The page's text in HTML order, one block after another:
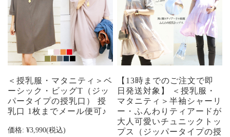
＜授乳服・マタニティ＞ベ
ーシック・ビッグT（ジッ
パータイプの授乳口） 授
乳口 1枚までメール便可♪
価格: ¥3,990(税込)
【13時までのご注文で即
日発送対象】 ＜授乳服・
マタニティ＞半袖シャーリ
ー・ふんわりティアードが
大人可愛いチュニックトッ
プス（ジッパータイプの授